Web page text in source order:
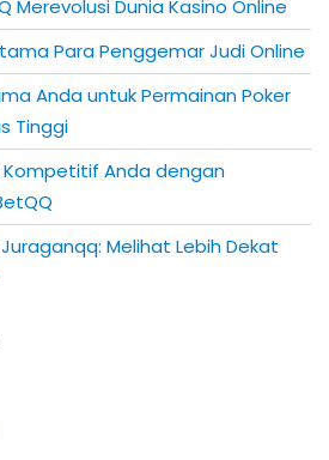
Merevolusi Dunia Kasino Online
Para Penggemar Judi Online
Anda untuk Permainan Poker
Tinggi
Anda dengan
Melihat Lebih Dekat